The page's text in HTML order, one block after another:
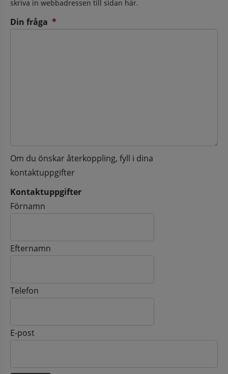
skriva in webbadressen till sidan här.
Din fråga *
Om du önskar återkoppling, fyll i dina
kontaktuppgifter
Kontaktuppgifter
Kontaktuppgifter
Förnamn
Efternamn
Telefon
E-post